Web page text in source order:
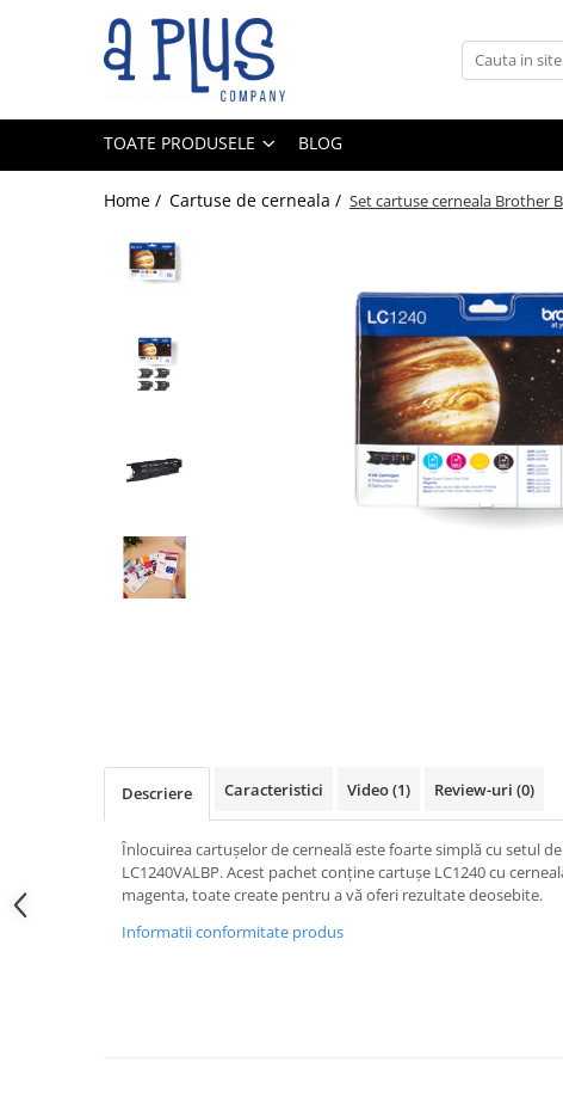
Toate Produsele
Cartuse toner
Kit mentenanta
Unitate cilindru (Drum unit)
TOATE PRODUSELE BLOG
Home / Cartuse de cerneala / Set cartuse cerneala Brother
Descriere Caracteristici Video(1) Review-uri (0)
Înlocuirea cartușelor de cerneală este foarte simplă cu setul
LC1240VALBP. Acest pachet conține cartușe LC1240 cu
magenta, toate create pentru a vă oferi rezultate deosebite.
Informatii conformitate produs